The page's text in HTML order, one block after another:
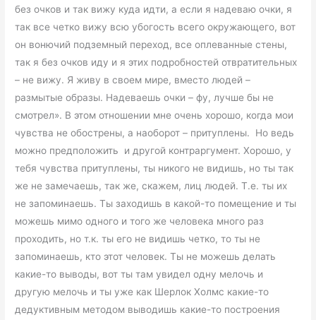
без очков и так вижу куда идти, а если я надеваю очки, я
так все четко вижу всю убогость всего окружающего, вот
он вонючий подземный переход, все оплеванные стены,
так я без очков иду и я этих подробностей отвратительных
– не вижу. Я живу в своем мире, вместо людей –
размытые образы. Надеваешь очки – фу, лучше бы не
смотрел». В этом отношении мне очень хорошо, когда мои
чувства не обострены, а наоборот – притуплены. Но ведь
можно предположить и другой контраргумент. Хорошо, у
тебя чувства притуплены, ты никого не видишь, но ты так
же не замечаешь, так же, скажем, лиц людей. Т.е. ты их
не запоминаешь. Ты заходишь в какой-то помещение и ты
можешь мимо одного и того же человека много раз
проходить, но т.к. ты его не видишь четко, то ты не
запоминаешь, кто этот человек. Ты не можешь делать
какие-то выводы, вот ты там увидел одну мелочь и
другую мелочь и ты уже как Шерлок Холмс какие-то
дедуктивным методом выводишь какие-то построения